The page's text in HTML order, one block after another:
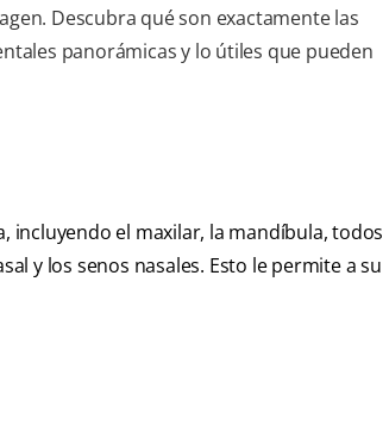
Descubra qué son exactamente las
panorámicas y lo útiles que pueden
incluyendo el maxilar, la mandíbula, todos
y los senos nasales. Esto le permite a su